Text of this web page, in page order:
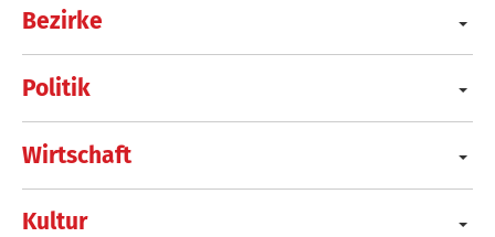
Bezirke
Politik
Wirtschaft
Kultur